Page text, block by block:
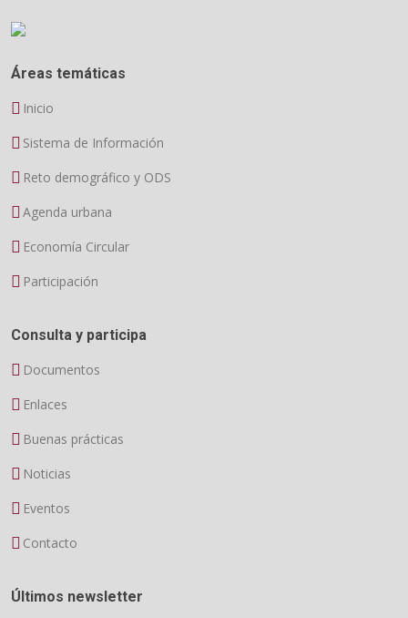
Áreas temáticas
Inicio
Sistema de Información
Reto demográfico y ODS
Agenda urbana
Economía Circular
Participación
Consulta y participa
Documentos
Enlaces
Buenas prácticas
Noticias
Eventos
Contacto
Últimos newsletter